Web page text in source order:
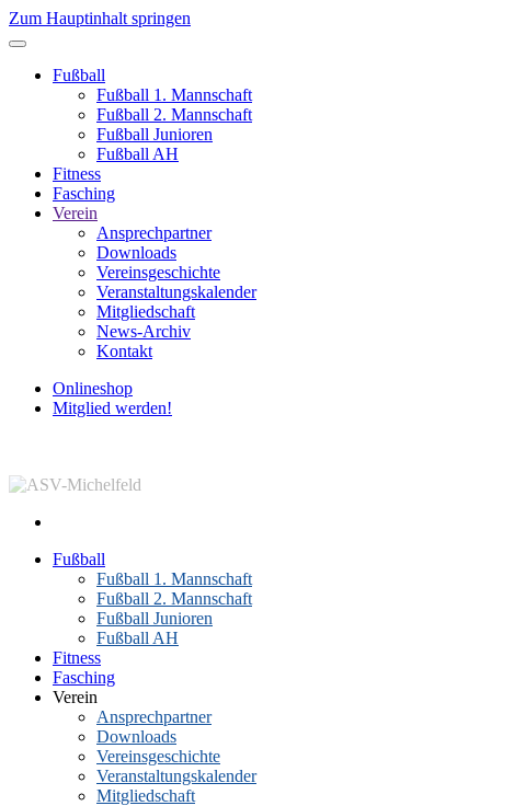
Zum Hauptinhalt springen
Fußball
Fußball 1. Mannschaft
Fußball 2. Mannschaft
Fußball Junioren
Fußball AH
Fitness
Fasching
Verein
Ansprechpartner
Downloads
Vereinsgeschichte
Veranstaltungskalender
Mitgliedschaft
News-Archiv
Kontakt
Onlineshop
Mitglied werden!
Fußball
Fußball 1. Mannschaft
Fußball 2. Mannschaft
Fußball Junioren
Fußball AH
Fitness
Fasching
Verein
Ansprechpartner
Downloads
Vereinsgeschichte
Veranstaltungskalender
Mitgliedschaft